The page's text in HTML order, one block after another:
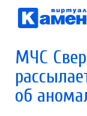
МЧС
об